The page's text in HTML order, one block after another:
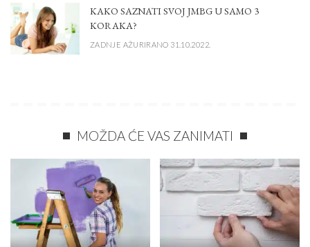
KAKO SAZNATI SVOJ JMBG U SAMO 3
KORAKA?
ZADNJE AŽURIRANO 31.10.2022.
MOŽDA ĆE VAS ZANIMATI